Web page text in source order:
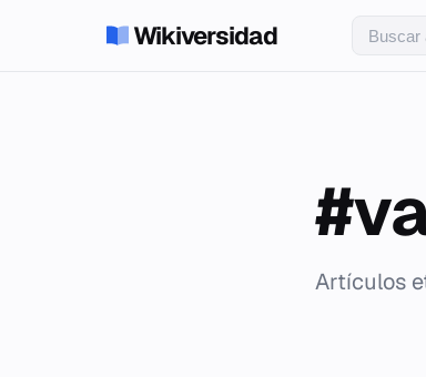
Wikiversidad
Artículos